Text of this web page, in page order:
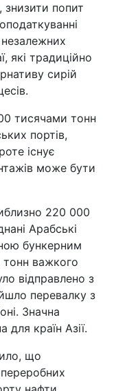
знизити попит
які традиційно
сирій
тисячами тонн
портів,
існує
може бути
220 000
Арабські
бункерним
тонн важкого
відправлено з
перевалку з
Значна
для країн Азії.
що